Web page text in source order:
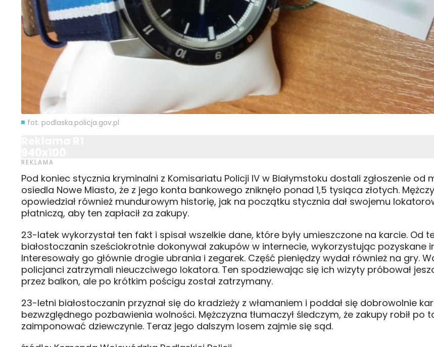
fot. podlaska.policja.gov.pl
Pod koniec stycznia kryminalni z Komisariatu Policji IV w Białymstoku dostali zgłoszenie od
osiedla Nowe Miasto, że z jego konta bankowego zniknęło ponad 1,5 tysiąca złotych.
opowiedział również mundurowym historię, jak na początku stycznia dał swojemu
płatniczą, aby ten zapłacił za zakupy.
23-latek wykorzystał ten fakt i spisał wszelkie dane, które były umieszczone na karcie. Od
białostoczanin sześciokrotnie dokonywał zakupów w internecie, wykorzystując pozyskane
Interesowały go głównie drogie ubrania i zegarek. Część pieniędzy wydał również na gry.
policjanci zatrzymali nieuczciwego lokatora. Ten spodziewając się ich wizyty próbował
przez balkon, ale po krótkim pościgu został zatrzymany.
23-letni białostoczanin przyznał się do kradzieży z włamaniem i poddał się dobrowolnie
bezwzględnego pozbawienia wolności. Mężczyzna tłumaczył śledczym, że zakupy robił po
zaimponować dziewczynie. Teraz jego dalszym losem zajmie się sąd.